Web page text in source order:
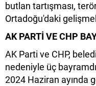
butlan tartışması,
Ortadoğu'daki
AK PARTİ VE CHP
AK Parti ve CHP,
nedeniyle üç
2024 Haziran ayında